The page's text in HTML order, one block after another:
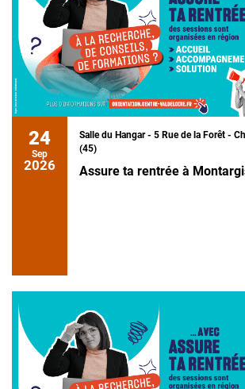
24
Sep
2026
Salle du Hangar - 5 Rue de la Forêt -
(45)
Assure ta rentrée à